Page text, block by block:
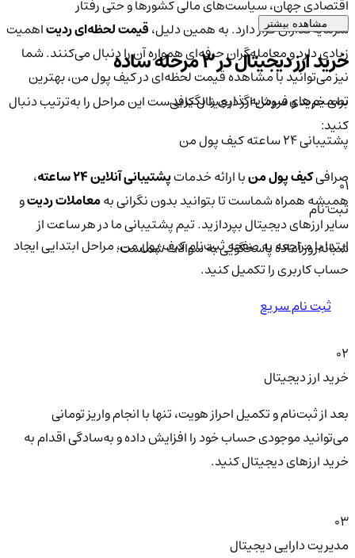
اقتصادی جهان، سیاست‌های مالی کشورها و حتی رفتار
سرمایه‌گذاران قرار دارد. به همین دلیل،قیمت لحظه‌ای ردیتاهمیت
زیادی دارد و معامله‌گران حرفه‌ای همواره آن را دنبال می‌کنند. شما
نیز می‌توانید با مشاهده قیمت لحظه‌ای در کیف پول من، بهترین
تصمیم‌های سرمایه‌گذاری را بگیرید.
پشتیبانی ۲۴ ساعته کیف پول من
صرافیکیف پول منبا ارائه خدماتپشتیبانی آنلاین ۲۴ ساعته
،
همیشه همراه شماست تا بتوانید بدون نگرانی بهمعاملات ردیتو
سایر ارزهای دیجیتال بپردازید. تیم پشتیبانی ما در هر ساعت از
شبانه‌روز آماده پاسخگویی به سوالات شماست.
مشاهده بیشتر
خرید ارز دیجیتال در 3 مرحله ساده
برای خرید و فروش ارز دیجیتال کافی‌ست این مراحل را به‌ترتیب دنبال
کنید:
01
ثبت نام
ابتدا با مراجعه به صفحه ثبت‌نام کیف‌ پول من، مراحل ابتدایی ایجاد
حساب کاربری را تکمیل کنید.
ثبت نام سریع
02
خرید ارز دیجیتال
بعد از ثبت‌نام و تکمیل احراز هویت، تنها با انجام واریز تومانی
می‌توانید موجودی حساب خود را افزایش داده و به‌سادگی اقدام به
خرید ارزهای دیجیتال کنید.
03
مدیریت دارایی دیجیتال